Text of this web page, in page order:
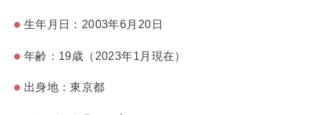
生年月日：2003年6月20日
年齢：19歳（2023年1月現在）
出身地：東京都